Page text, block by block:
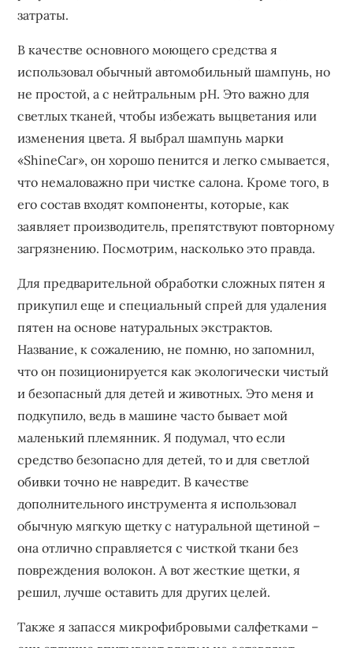
затраты.
В качестве основного моющего средства я
использовал обычный автомобильный шампунь‚ но
не простой‚ а с нейтральным pH. Это важно для
светлых тканей‚ чтобы избежать выцветания или
изменения цвета. Я выбрал шампунь марки
«ShineCar»‚ он хорошо пенится и легко смывается‚
что немаловажно при чистке салона. Кроме того‚ в
его состав входят компоненты‚ которые‚ как
заявляет производитель‚ препятствуют повторному
загрязнению. Посмотрим‚ насколько это правда.
Для предварительной обработки сложных пятен я
прикупил еще и специальный спрей для удаления
пятен на основе натуральных экстрактов.
Название‚ к сожалению‚ не помню‚ но запомнил‚
что он позиционируется как экологически чистый
и безопасный для детей и животных. Это меня и
подкупило‚ ведь в машине часто бывает мой
маленький племянник. Я подумал‚ что если
средство безопасно для детей‚ то и для светлой
обивки точно не навредит. В качестве
дополнительного инструмента я использовал
обычную мягкую щетку с натуральной щетиной –
она отлично справляется с чисткой ткани без
повреждения волокон. А вот жесткие щетки‚ я
решил‚ лучше оставить для других целей.
Также я запасся микрофибровыми салфетками –